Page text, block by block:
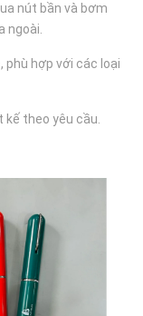
nút bần và bơm
ngoài.
phù hợp với các loại
theo yêu cầu.